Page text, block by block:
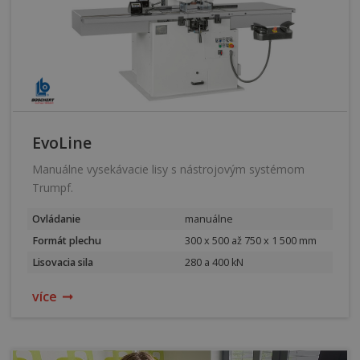
EvoLine
Manuálne vysekávacie lisy s nástrojovým systémom
Trumpf.
Ovládanie
manuálne
Formát plechu
300 x 500 až 750 x 1 500 mm
Lisovacia sila
280 a 400 kN
více